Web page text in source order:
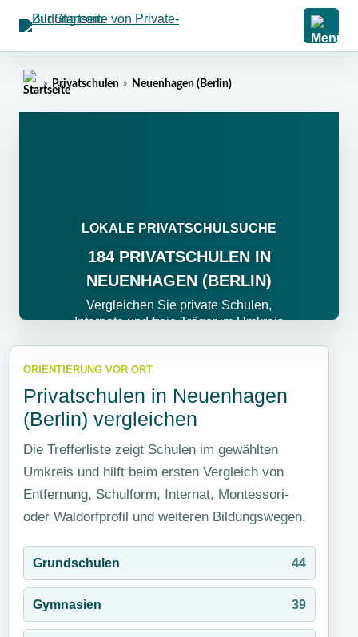
Home
» Privatschulen » Neuenhagen (Berlin)
LOKALE PRIVATSCHULSUCHE
184 PRIVATSCHULEN IN
NEUENHAGEN (BERLIN)
Vergleichen Sie private Schulen,
Internate und freie Träger im Umkreis
pädagogischem Konzept.
184 Treffer
25 km Umkreis
Privatschule oder Internat suchen
Ort, Postleitzahl oder Bundesland
Suchen
ORIENTIERUNG VOR ORT
Privatschulen in Neuenhagen
(Berlin) vergleichen
Die Trefferliste zeigt Schulen im gewählten
Umkreis und hilft beim ersten Vergleich von
Entfernung, Schulform, Internat, Montessori-
oder Waldorfprofil und weiteren Bildungswegen.
Grundschulen 44
Gymnasien 39